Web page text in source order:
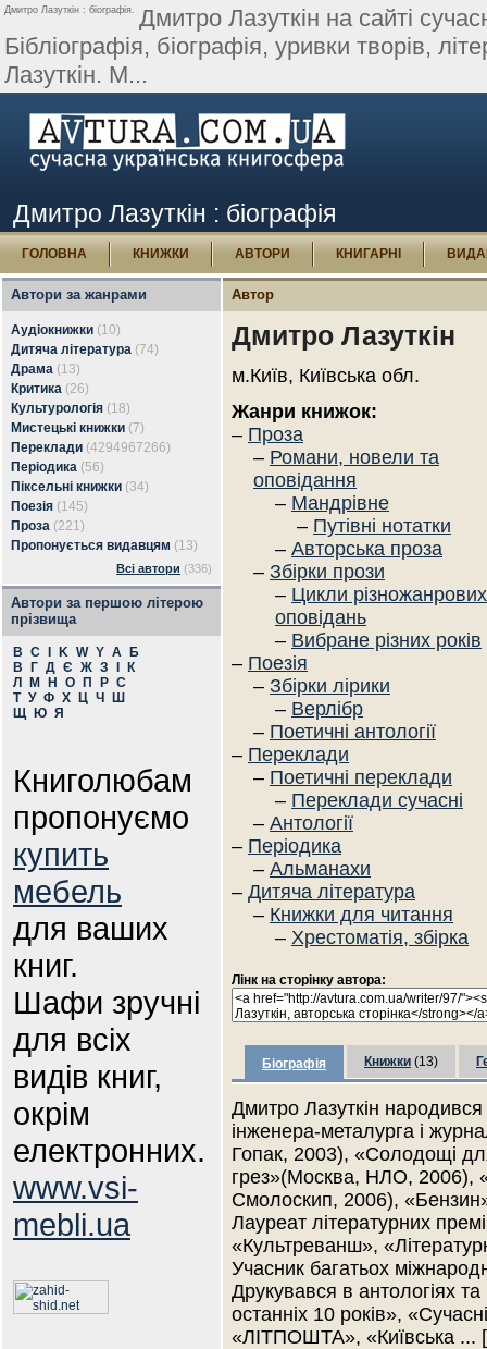
Дмитро Лазуткін : біографія. Дмитро Лазуткін на сайті
Бібліографія, біографія, уривки творів,
Лазуткін. М...
Дмитро Лазуткін : біографія
ГОЛОВНА КНИЖКИ АВТОРИ КНИГАРНІ
Автори за жанрами
Аудіокнижки (10)
Дитяча література (74)
Драма (13)
Критика (26)
Культурологія (18)
Мистецькі книжки (7)
Переклади (4294967266)
Періодика (56)
Піксельні книжки (34)
Поезія (145)
Проза (221)
Пропонується видавцям (13)
Всі автори (336)
Автори за першою літерою
прізвища
B C K W Y А
Б
В
Г Д Є Ж З
К
Л
М Н О П Р С
Т У Ф Х Ц Ч
Ш
Щ
Ю Я
Книголюбам
пропонуємо
купить
мебель
для ваших
книг.
Шафи зручні
для всіх
видів книг,
окрім
електронних.
www.vsi-
mebli.ua
Автор
Дмитро Лазуткін
м.Київ, Київська обл.
Жанри книжок:
– Проза
– Романи, новели та
оповідання
– Мандрівне
– Путівні нотатки
– Авторська проза
– Збірки прози
– Цикли різножанрових
оповідань
– Вибране різних років
– Поезія
– Збірки лірики
– Верлібр
– Поетичні антології
– Переклади
– Поетичні переклади
– Переклади сучасні
– Антології
– Періодика
– Альманахи
– Дитяча література
– Книжки для читання
– Хрестоматія, збірка
Лінк на сторінку автора:
Біографія Книжки (13)
Дмитро Лазуткін
інженера-металурга і
Гопак, 2003), «Солодощі
грез»(Москва, НЛО, 2006),
Смолоскип, 2006),
Лауреат літературних
«Культреванш»,
Учасник багатьох
Друкувався в антологіях
останніх 10 років»,
«ЛІТПОШТА», «Київська ...